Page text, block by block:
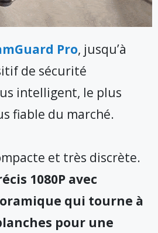
Pro, jusqu’à
de sécurité
intelligent, le plus
fiable du marché.
et très discrète.
1080P avec
qui tourne à
pour une